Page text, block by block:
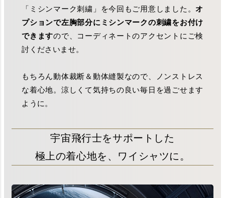
「ミシンマーク刺繍」を今回もご用意しました。オ
プションで左胸部分にミシンマークの刺繍をお付け
できますので、コーディネートのアクセントにご検
討くださいませ。
もちろん動体裁断＆動体縫製なので、ノンストレス
な着心地。涼しくて気持ちの良い毎日を過ごせます
ように。
宇宙飛行士をサポートした
極上の着心地を、ワイシャツに。